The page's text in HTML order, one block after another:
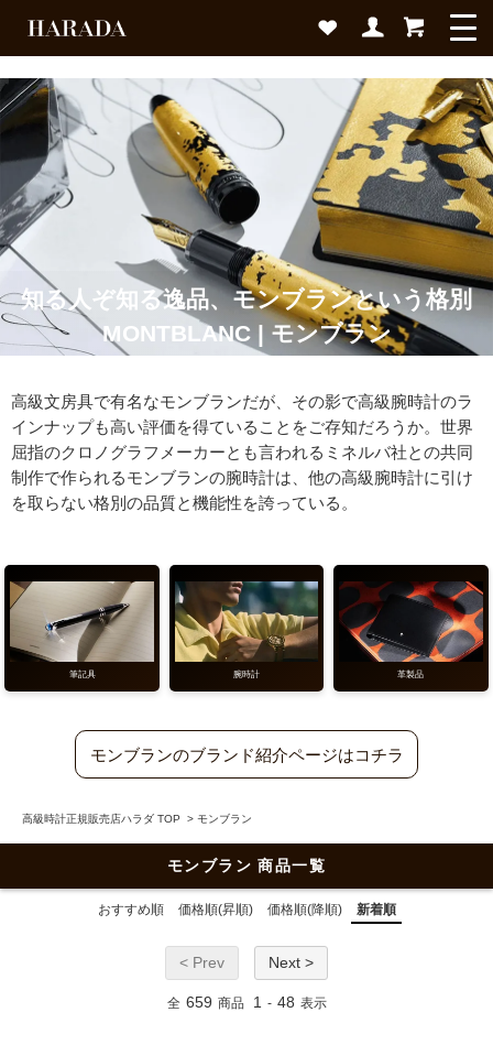
知る人ぞ知る逸品、モンブランという格別
MONTBLANC | モンブラン
高級文房具で有名なモンブランだが、その影で高級腕時計のラ
インナップも高い評価を得ていることをご存知だろうか。世界
屈指のクロノグラフメーカーとも言われるミネルバ社との共同
制作で作られるモンブランの腕時計は、他の高級腕時計に引け
を取らない格別の品質と機能性を誇っている。
筆記具 腕時計 革製品
モンブランのブランド紹介ページはコチラ
高級時計正規販売店ハラダ TOP > モンブラン
モンブラン 商品一覧
おすすめ順 価格順(昇順) 価格順(降順) 新着順
< Prev Next >
全 659 商品 1 - 48 表示